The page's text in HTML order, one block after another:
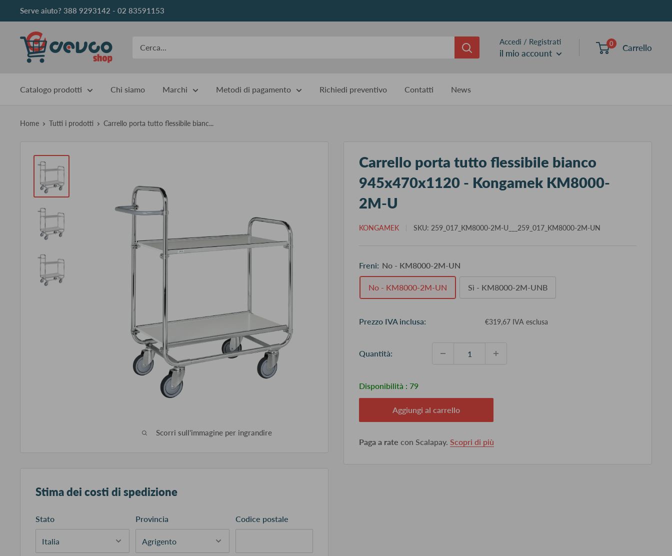
al
contenuto
Serve aiuto? 388 9293142 - 02 83591153
DEVCOshop Accedi / Registrati
il mio account
0 Carrello
Catalogo prodotti Chi siamo Marchi Metodi di pagamento Richiedi preventivo Contatti News
Home Tutti i prodotti Carrello porta tutto flessibile bianc...
Scorri sull'immagine per ingrandire
Carrello porta tutto flessibile bianco
945x470x1120 - Kongamek KM8000-
2M-U
KONGAMEK SKU: 259_017_KM8000-2M-U___259_017_KM8000-2M-UN
Freni: No - KM8000-2M-UN
No - KM8000-2M-UN Sì - KM8000-2M-UNB
Prezzo IVA inclusa: €319,67 IVA esclusa
Quantità:
Disponibilità : 79
Aggiungi al carrello
Paga a rate con Scalapay. Scopri di più
Stima dei costi di spedizione
Stato Provincia Codice postale